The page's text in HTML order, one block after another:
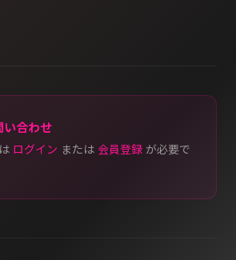
い合わせ
ログイン または 会員登録 が必要で